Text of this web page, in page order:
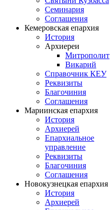
Семинария
Соглашения
Кемеровская епархия
История
Архиереи
Митрополит
Викарий
Справочник КЕУ
Реквизиты
Благочиния
Соглашения
Мариинская епархия
История
Архиерей
Епархиальное
управление
Реквизиты
Благочиния
Соглашения
Новокузнецкая епархия
История
Архиерей